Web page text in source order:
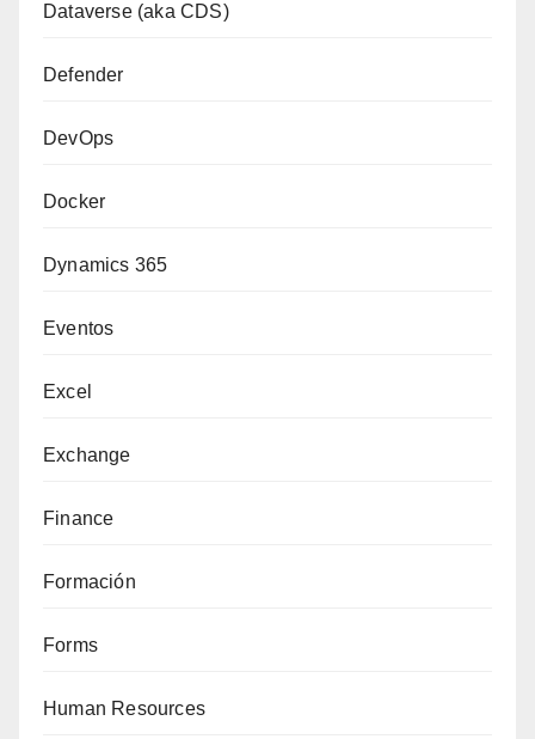
Dataverse (aka CDS)
Defender
DevOps
Docker
Dynamics 365
Eventos
Excel
Exchange
Finance
Formación
Forms
Human Resources